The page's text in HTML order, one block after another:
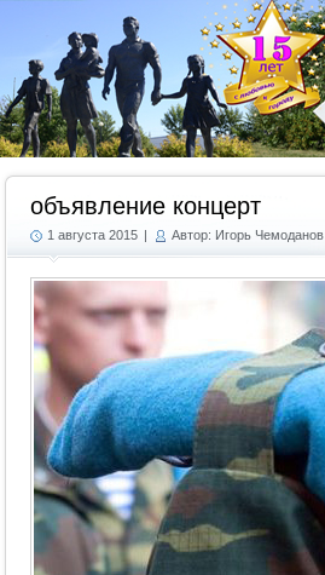
объявление концерт
1 августа 2015 | Автор: Игорь Чемоданов